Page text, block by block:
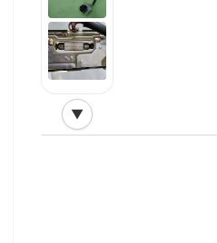
▼
‹